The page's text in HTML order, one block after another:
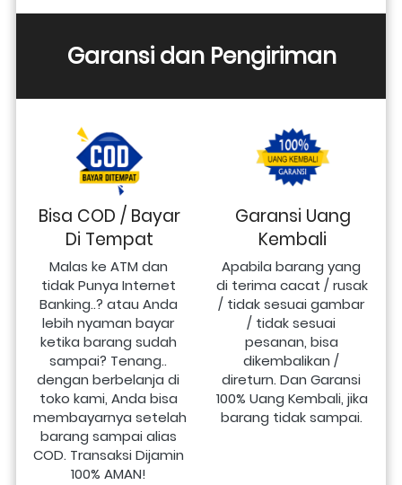
Garansi dan Pengiriman
Bisa COD / Bayar
Di Tempat
Malas ke ATM dan
tidak Punya Internet
Banking..? atau Anda
lebih nyaman bayar
ketika barang sudah
sampai? Tenang..
dengan berbelanja di
toko kami, Anda bisa
membayarnya setelah
barang sampai alias
COD. Transaksi Dijamin
100% AMAN!
Garansi Uang
Kembali
Apabila barang yang
di terima cacat / rusak
/ tidak sesuai gambar
/ tidak sesuai
pesanan, bisa
dikembalikan /
direturn. Dan Garansi
100% Uang Kembali, jika
barang tidak sampai.